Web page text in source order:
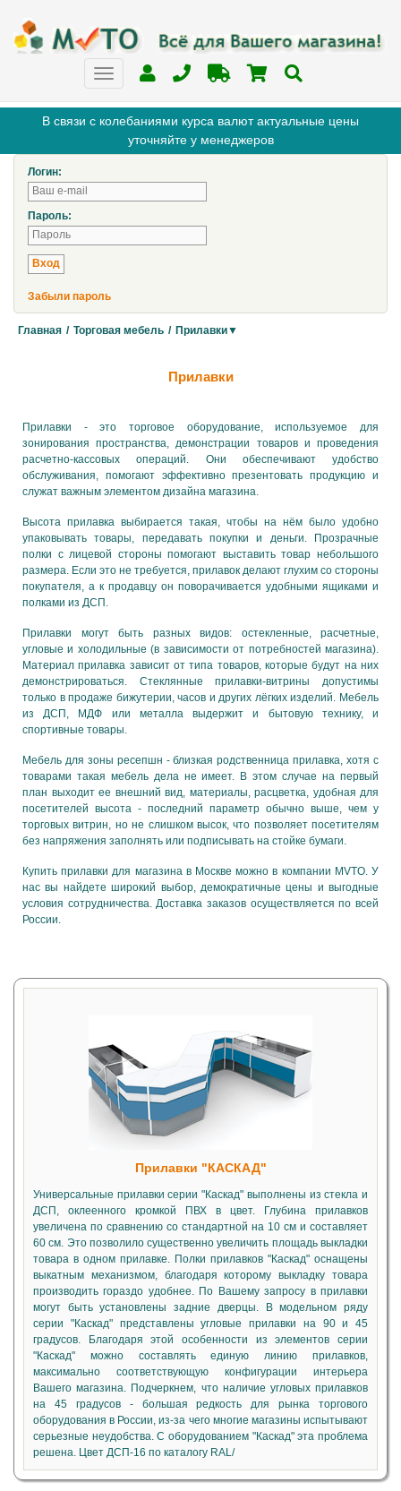
В связи с колебаниями курса валют актуальные цены
уточняйте у менеджеров
Логин:
Пароль:
Забыли пароль
Главная / Торговая мебель / Прилавки▼
Прилавки
Прилавки - это торговое оборудование, используемое для
зонирования пространства, демонстрации товаров и проведения
расчетно-кассовых операций. Они обеспечивают удобство
обслуживания, помогают эффективно презентовать продукцию и
служат важным элементом дизайна магазина.
Высота прилавка выбирается такая, чтобы на нём было удобно
упаковывать товары, передавать покупки и деньги. Прозрачные
полки с лицевой стороны помогают выставить товар небольшого
размера. Если это не требуется, прилавок делают глухим со стороны
покупателя, а к продавцу он поворачивается удобными ящиками и
полками из ДСП.
Прилавки могут быть разных видов: остекленные, расчетные,
угловые и холодильные (в зависимости от потребностей магазина).
Материал прилавка зависит от типа товаров, которые будут на них
демонстрироваться. Стеклянные прилавки-витрины допустимы
только в продаже бижутерии, часов и других лёгких изделий. Мебель
из ДСП, МДФ или металла выдержит и бытовую технику, и
спортивные товары.
Мебель для зоны ресепшн - близкая родственница прилавка, хотя с
товарами такая мебель дела не имеет. В этом случае на первый
план выходит ее внешний вид, материалы, расцветка, удобная для
посетителей высота - последний параметр обычно выше, чем у
торговых витрин, но не слишком высок, что позволяет посетителям
без напряжения заполнять или подписывать на стойке бумаги.
Купить прилавки для магазина в Москве можно в компании MVTO. У
нас вы найдете широкий выбор, демократичные цены и выгодные
условия сотрудничества. Доставка заказов осуществляется по всей
России.
Прилавки "КАСКАД"
Универсальные прилавки серии "Каскад" выполнены из стекла и
ДСП, оклеенного кромкой ПВХ в цвет. Глубина прилавков
увеличена по сравнению со стандартной на 10 см и составляет
60 см. Это позволило существенно увеличить площадь выкладки
товара в одном прилавке. Полки прилавков "Каскад" оснащены
выкатным механизмом, благодаря которому выкладку товара
производить гораздо удобнее. По Вашему запросу в прилавки
могут быть установлены задние дверцы. В модельном ряду
серии "Каскад" представлены угловые прилавки на 90 и 45
градусов. Благодаря этой особенности из элементов серии
"Каскад" можно составлять единую линию прилавков,
максимально соответствующую конфигурации интерьера
Вашего магазина. Подчеркнем, что наличие угловых прилавков
на 45 градусов - большая редкость для рынка торгового
оборудования в России, из-за чего многие магазины испытывают
серьезные неудобства. С оборудованием "Каскад" эта проблема
решена. Цвет ДСП-16 по каталогу RAL/